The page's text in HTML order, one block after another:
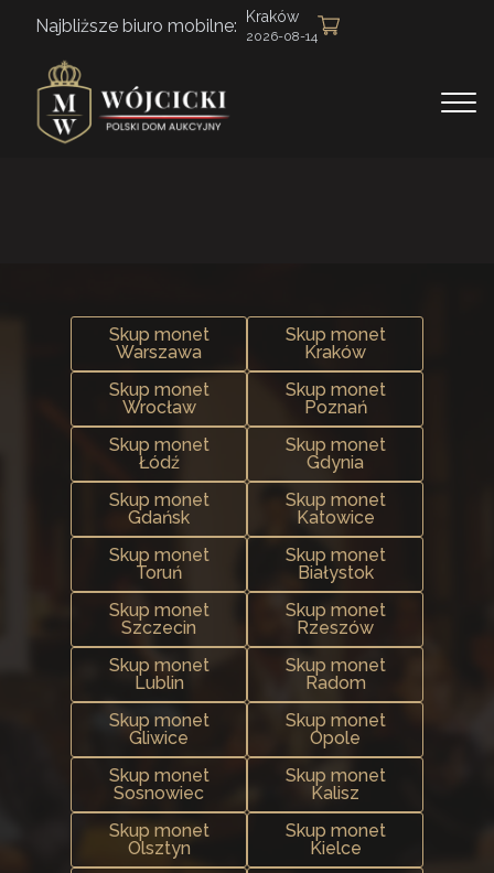
Najbliższe biuro mobilne: Kraków
2026-08-14
Skup monet
Warszawa
Skup monet
Kraków
Skup monet
Wrocław
Skup monet
Poznań
Skup monet
Łódź
Skup monet
Gdynia
Skup monet
Gdańsk
Skup monet
Katowice
Skup monet
Toruń
Skup monet
Białystok
Skup monet
Szczecin
Skup monet
Rzeszów
Skup monet
Lublin
Skup monet
Radom
Skup monet
Gliwice
Skup monet
Opole
Skup monet
Sosnowiec
Skup monet
Kalisz
Skup monet
Olsztyn
Skup monet
Kielce